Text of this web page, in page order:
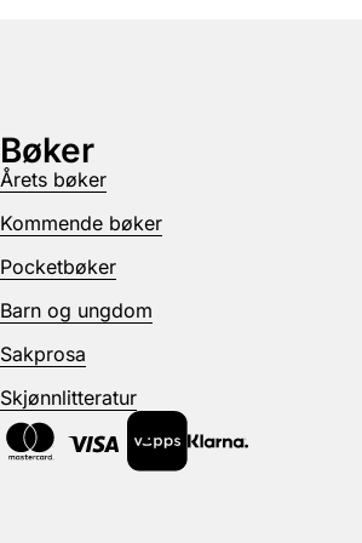
Bøker
Årets bøker
Kommende bøker
Pocketbøker
Barn og ungdom
Sakprosa
Skjønnlitteratur